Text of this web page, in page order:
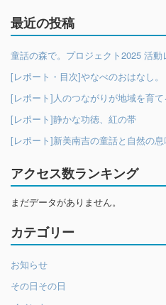
最近の投稿
童話の森で。プロジェクト2025 活動
[レポート・目次]やなべのおはなし。
[レポート]人のつながりが地域を育て
[レポート]静かな功徳、紅の帯
[レポート]新美南吉の童話と自然の
アクセス数ランキング
まだデータがありません。
カテゴリー
お知らせ
その日その日